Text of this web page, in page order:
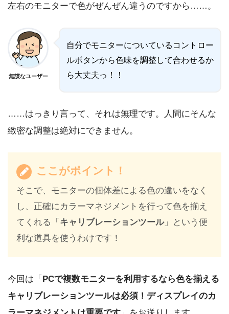
左右のモニターで色がぜんぜん違うのですから……。
無謀なユーザー
自分でモニターについているコントロー
ルボタンから色味を調整して合わせるか
ら大丈夫っ！！
……はっきり言って、それは無理です。人間にそんな
緻密な調整は絶対にできません。
ここがポイント！
そこで、モニターの個体差による色の違いをなく
し、正確にカラーマネジメントを行って色を揃え
てくれる「 キャリブレーションツール」という便
利な道具を使うわけです！
今回は「 PCで複数モニターを利用するなら色を揃える
キャリブレーションツールは必須！ディスプレイのカ